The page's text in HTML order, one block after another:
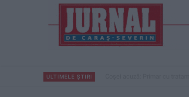
ULTIMELE ȘTIRI